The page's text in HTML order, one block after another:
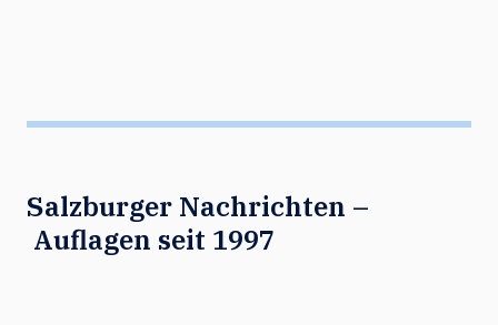
Salzburger Nachrichten –
Auflagen seit 1997